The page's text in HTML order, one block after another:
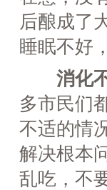
后酿成了
睡眠不好
消化
多市民们
不适的情
解决根本
乱吃，不